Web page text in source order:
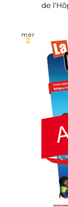
de
mer
2